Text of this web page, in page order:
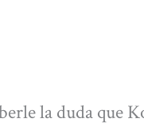
la duda que